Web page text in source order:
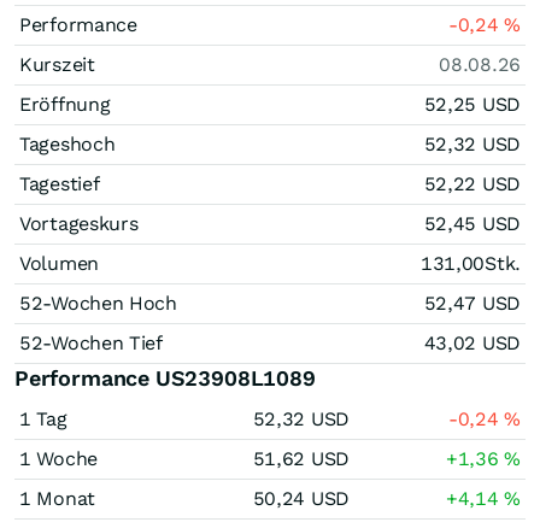
Performance
-0,24%
Kurszeit
08.08.26
Eröffnung
52,25 USD
Tageshoch
52,32 USD
Tagestief
52,22 USD
Vortageskurs
52,45 USD
Volumen
131,00Stk.
52-Wochen Hoch
52,47 USD
52-Wochen Tief
43,02 USD
Performance US23908L1089
1 Tag 52,32 USD -0,24%
1 Woche
51,62 USD +1,36%
1 Monat
50,24 USD +4,14%